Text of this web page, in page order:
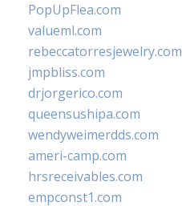
PopUpFlea.com
valueml.com
rebeccatorresjewelry.com
jmpbliss.com
drjorgerico.com
queensushipa.com
wendyweimerdds.com
ameri-camp.com
hrsreceivables.com
empconst1.com